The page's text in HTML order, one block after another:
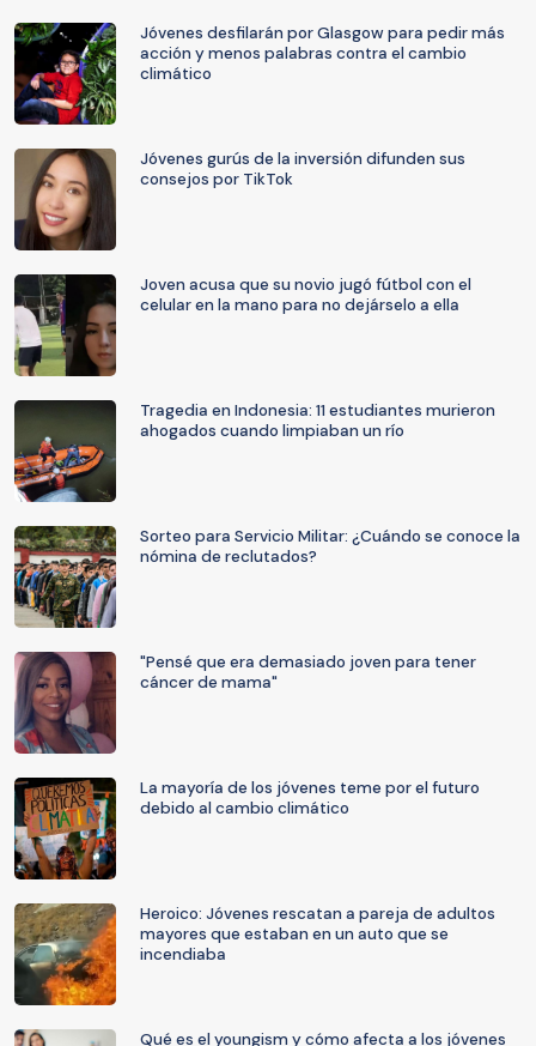
Jóvenes desfilarán por Glasgow para pedir más
acción y menos palabras contra el cambio
climático
Jóvenes gurús de la inversión difunden sus
consejos por TikTok
Joven acusa que su novio jugó fútbol con el
celular en la mano para no dejárselo a ella
Tragedia en Indonesia: 11 estudiantes murieron
ahogados cuando limpiaban un río
Sorteo para Servicio Militar: ¿Cuándo se conoce la
nómina de reclutados?
"Pensé que era demasiado joven para tener
cáncer de mama"
La mayoría de los jóvenes teme por el futuro
debido al cambio climático
Heroico: Jóvenes rescatan a pareja de adultos
mayores que estaban en un auto que se
incendiaba
Qué es el youngism y cómo afecta a los jóvenes